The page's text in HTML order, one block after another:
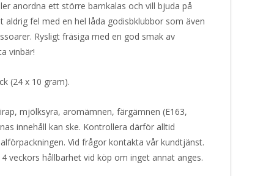
anordna ett större barnkalas och vill bjuda på
aldrig fel med en hel låda godisbklubbor som även
Rysligt fräsiga med en god smak av
vinbär!
(24 x 10 gram).
mjölksyra, aromämnen, färgämnen (E163,
innehåll kan ske. Kontrollera därför alltid
Vid frågor kontakta vår kundtjänst.
veckors hållbarhet vid köp om inget annat anges.